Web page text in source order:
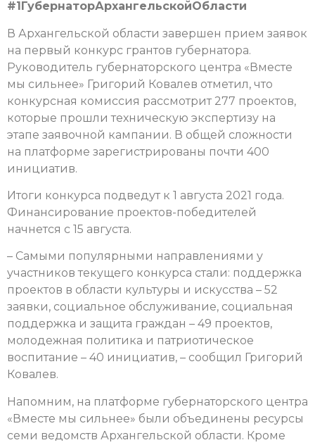
#1ГубернаторАрхангельскойОбласти
В Архангельской области завершен прием заявок
на первый конкурс грантов губернатора.
Руководитель губернаторского центра «Вместе
мы сильнее» Григорий Ковалев отметил, что
конкурсная комиссия рассмотрит 277 проектов,
которые прошли техническую экспертизу на
этапе заявочной кампании. В общей сложности
на платформе зарегистрированы почти 400
инициатив.
Итоги конкурса подведут к 1 августа 2021 года.
Финансирование проектов-победителей
начнется с 15 августа.
– Самыми популярными направлениями у
участников текущего конкурса стали: поддержка
проектов в области культуры и искусства – 52
заявки, социальное обслуживание, социальная
поддержка и защита граждан – 49 проектов,
молодежная политика и патриотическое
воспитание – 40 инициатив, – сообщил Григорий
Ковалев.
Напомним, на платформе губернаторского центра
«Вместе мы сильнее» были объединены ресурсы
семи ведомств Архангельской области. Кроме